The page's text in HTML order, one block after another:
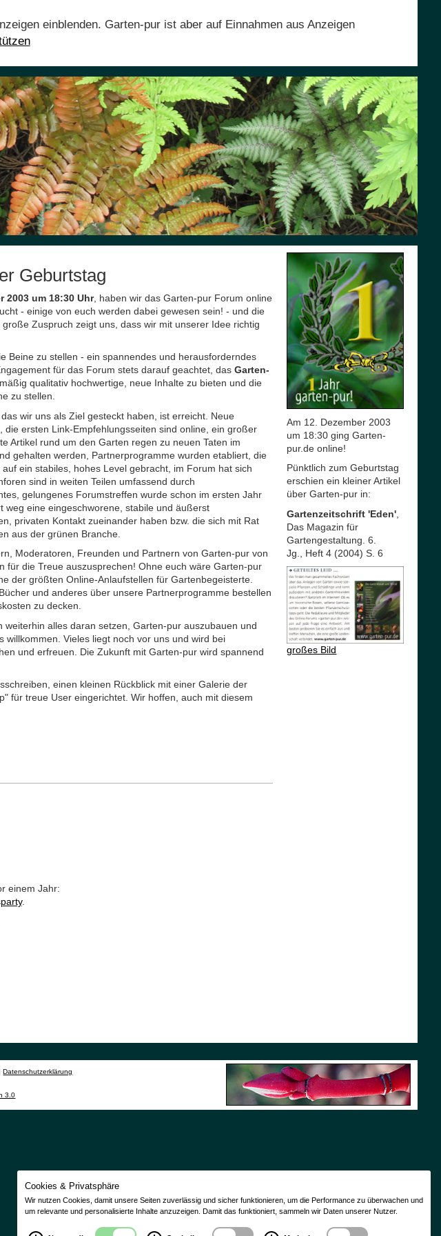
einblenden. Garten-pur ist aber auf Einnahmen aus Anzeigen
Geburtstag
2003 um 18:30 Uhr, haben wir das Garten-pur Forum online
- einige von euch werden dabei gewesen sein! - und die
Zuspruch zeigt uns, dass wir mit unserer Idee richtig
Beine zu stellen - ein spannendes und herausforderndes
für das Forum stets darauf geachtet, das Garten-
qualitativ hochwertige, neue Inhalte zu bieten und die
zu stellen.
wir uns als Ziel gesteckt haben, ist erreicht. Neue
ersten Link-Empfehlungsseiten sind online, ein großer
Artikel rund um den Garten regen zu neuen Taten im
gehalten werden, Partnerprogramme wurden etabliert, die
ein stabiles, hohes Level gebracht, im Forum hat sich
sind in weiten Teilen umfassend durch
gelungenes Forumstreffen wurde schon im ersten Jahr
weg eine eingeschworene, stabile und äußerst
privaten Kontakt zueinander haben bzw. die sich mit Rat
aus der grünen Branche.
Moderatoren, Freunden und Partnern von Garten-pur von
für die Treue auszusprechen! Ohne euch wäre Garten-pur
der größten Online-Anlaufstellen für Gartenbegeisterte.
und anderes über unsere Partnerprogramme bestellen
zu decken.
alles daran setzen, Garten-pur auszubauen und
Vieles liegt noch vor uns und wird bei
und erfreuen. Die Zukunft mit Garten-pur wird spannend
einen kleinen Rückblick mit einer Galerie der
für treue User eingerichtet. Wir hoffen, auch mit diesem
einem Jahr:
.
Am 12. Dezember 2003
um 18:30 ging Garten-
pur.de online!
Pünktlich zum Geburtstag
erschien ein kleiner Artikel
über Garten-pur in:
Gartenzeitschrift 'Eden'
Das Magazin für
Gartengestaltung. 6.
Jg., Heft 4 (2004) S. 6
großes Bild
|Datenschutzerklärung
3.0
Cookies & Privatsphäre
Wir nutzen Cookies, damit unsere Seiten zuverlässig und sicher funktionieren, um die Performance zu überwachen und
um relevante und personalisierte Inhalte anzuzeigen. Damit das funktioniert, sammeln wir Daten unserer Nutzer.